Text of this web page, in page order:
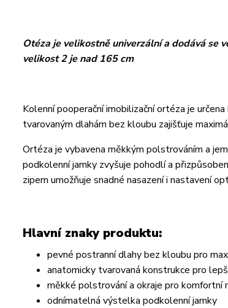
Otéza je velikostně univerzální a dodává se
velikost 2 je nad 165 cm
Kolenní pooperační imobilizační ortéza je
tvarovaným dlahám bez kloubu zajišťuje
Ortéza je vybavena měkkým polstrováním a
podkolenní jamky zvyšuje pohodlí a
zipem umožňuje snadné nasazení i nastavení
Hlavní znaky produktu:
pevné postranní dlahy bez kloubu pro
anatomicky tvarovaná konstrukce pro
měkké polstrování a okraje pro komfortní
odnímatelná výstelka podkolenní jamky